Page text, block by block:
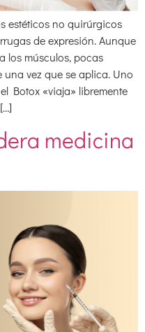
estéticos no quirúrgicos
de expresión. Aunque
los músculos, pocas
vez que se aplica. Uno
Botox «viaja» libremente
medicina